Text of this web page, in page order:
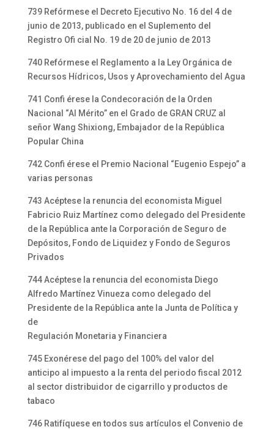
739 Refórmese el Decreto Ejecutivo No. 16 del 4 de
junio de 2013, publicado en el Suplemento del
Registro Ofi cial No. 19 de 20 de junio de 2013
740 Refórmese el Reglamento a la Ley Orgánica de
Recursos Hídricos, Usos y Aprovechamiento del Agua
741 Confi érese la Condecoración de la Orden
Nacional “Al Mérito” en el Grado de GRAN CRUZ al
señor Wang Shixiong, Embajador de la República
Popular China
742 Confi érese el Premio Nacional “Eugenio Espejo” a
varias personas
743 Acéptese la renuncia del economista Miguel
Fabricio Ruiz Martínez como delegado del Presidente
de la República ante la Corporación de Seguro de
Depósitos, Fondo de Liquidez y Fondo de Seguros
Privados
744 Acéptese la renuncia del economista Diego
Alfredo Martínez Vinueza como delegado del
Presidente de la República ante la Junta de Política y
de
Regulación Monetaria y Financiera
745 Exonérese del pago del 100% del valor del
anticipo al impuesto a la renta del periodo fiscal 2012
al sector distribuidor de cigarrillo y productos de
tabaco
746 Ratifíquese en todos sus artículos el Convenio de